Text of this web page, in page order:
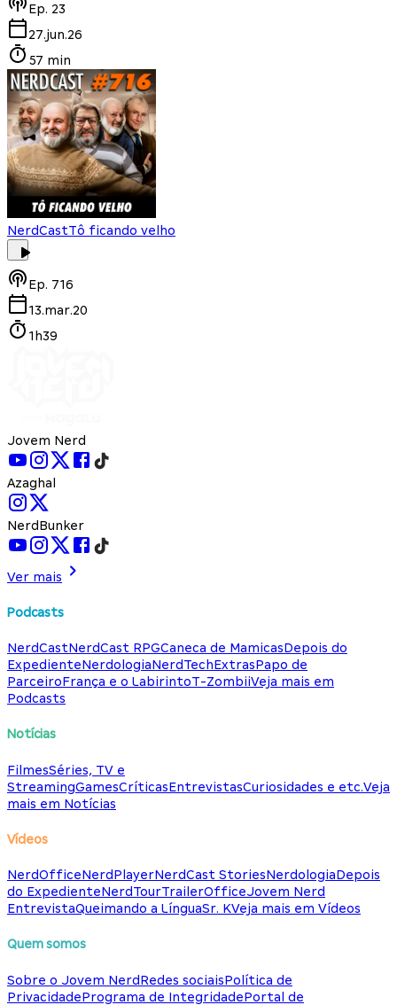
Ep. 23
27.jun.26
57 min
NerdCastTô ficando velho
Ep. 716
13.mar.20
1h39
Jovem Nerd
Azaghal
NerdBunker
Ver mais
Podcasts
NerdCastNerdCast RPGCaneca de MamicasDepois do
ExpedienteNerdologiaNerdTechExtrasPapo de
ParceiroFrança e o LabirintoT-ZombiiVeja mais em
Podcasts
Notícias
FilmesSéries, TV e
StreamingGamesCríticasEntrevistasCuriosidades e etc.Veja
mais em Notícias
Vídeos
NerdOfficeNerdPlayerNerdCast StoriesNerdologiaDepois
do ExpedienteNerdTourTrailerOfficeJovem Nerd
EntrevistaQueimando a LínguaSr. KVeja mais em Vídeos
Quem somos
Sobre o Jovem NerdRedes sociaisPolítica de
PrivacidadePrograma de IntegridadePortal de